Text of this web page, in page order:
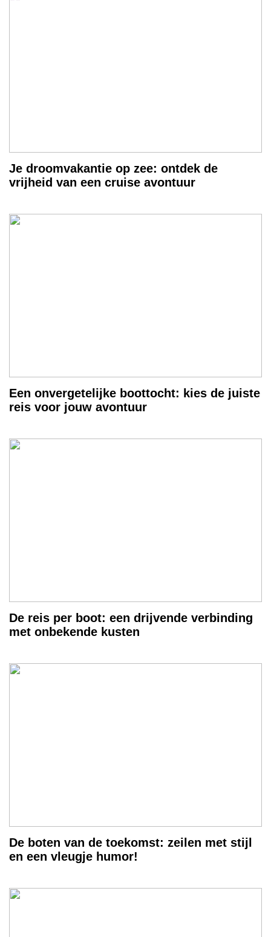
Je droomvakantie op zee: ontdek de
vrijheid van een cruise avontuur
Een onvergetelijke boottocht: kies de juiste
reis voor jouw avontuur
De reis per boot: een drijvende verbinding
met onbekende kusten
De boten van de toekomst: zeilen met stijl
en een vleugje humor!